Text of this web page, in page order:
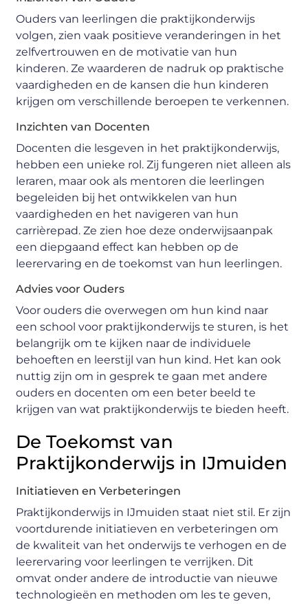
Ouders van leerlingen die praktijkonderwijs
volgen, zien vaak positieve veranderingen in het
zelfvertrouwen en de motivatie van hun
kinderen. Ze waarderen de nadruk op praktische
vaardigheden en de kansen die hun kinderen
krijgen om verschillende beroepen te verkennen.
Inzichten van Docenten
Docenten die lesgeven in het praktijkonderwijs,
hebben een unieke rol. Zij fungeren niet alleen als
leraren, maar ook als mentoren die leerlingen
begeleiden bij het ontwikkelen van hun
vaardigheden en het navigeren van hun
carrièrepad. Ze zien hoe deze onderwijsaanpak
een diepgaand effect kan hebben op de
leerervaring en de toekomst van hun leerlingen.
Advies voor Ouders
Voor ouders die overwegen om hun kind naar
een school voor praktijkonderwijs te sturen, is het
belangrijk om te kijken naar de individuele
behoeften en leerstijl van hun kind. Het kan ook
nuttig zijn om in gesprek te gaan met andere
ouders en docenten om een beter beeld te
krijgen van wat praktijkonderwijs te bieden heeft.
De Toekomst van
Praktijkonderwijs in IJmuiden
Initiatieven en Verbeteringen
Praktijkonderwijs in IJmuiden staat niet stil. Er zijn
voortdurende initiatieven en verbeteringen om
de kwaliteit van het onderwijs te verhogen en de
leerervaring voor leerlingen te verrijken. Dit
omvat onder andere de introductie van nieuwe
technologieën en methoden om les te geven,